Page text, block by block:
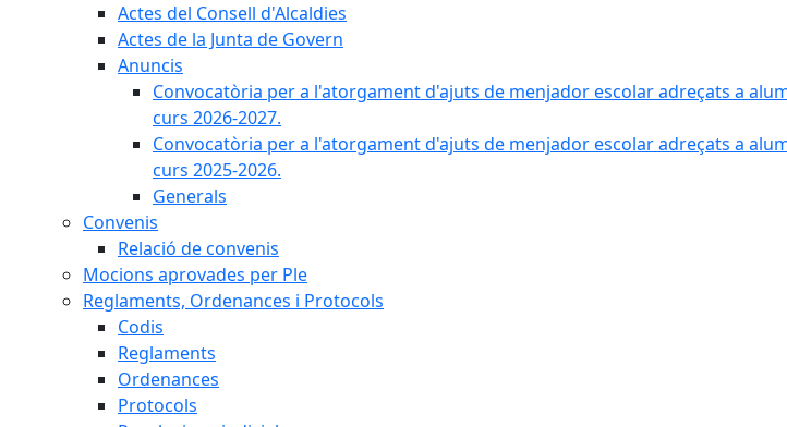
Actes del Consell d'Alcaldies
Actes de la Junta de Govern
Anuncis
Convocatòria per a l'atorgament d'ajuts de menjador escolar adreçats a
curs 2026-2027.
Convocatòria per a l'atorgament d'ajuts de menjador escolar adreçats a
curs 2025-2026.
Generals
Convenis
Relació de convenis
Mocions aprovades per Ple
Reglaments, Ordenances i Protocols
Codis
Reglaments
Ordenances
Protocols